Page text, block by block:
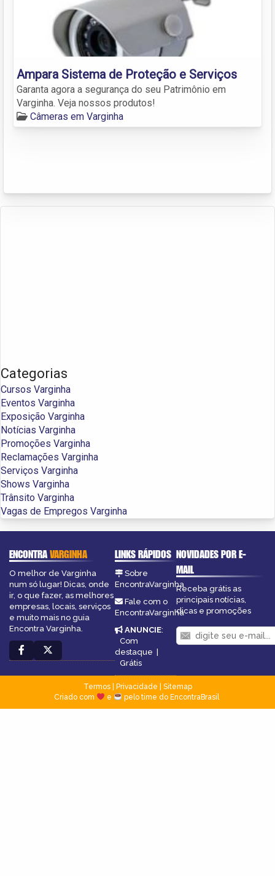
Ampara Sistema de Proteção e Serviços
Garanta agora a segurança do seu Patrimônio em
Varginha. Veja nossos produtos!
Câmeras em Varginha
Categorias
Cursos Varginha
Eventos Varginha
Exposição Varginha
Notícias Varginha
Promoções Varginha
Reclamações Varginha
Serviços Varginha
Shows Varginha
Trânsito Varginha
Vagas de Empregos Varginha
ENCONTRAVARGINHA
O melhor de Varginha
num só lugar! Dicas, onde
ir, o que fazer, as melhores
empresas, locais, serviços
e muito mais no guia
Encontra Varginha.
LINKS RÁPIDOS
Sobre
EncontraVarginha
Fale com o
EncontraVarginha
ANUNCIE:
Com
destaque |
Grátis
NOVIDADES POR E-
MAIL
Receba grátis as
principais notícias,
dicas e promoções
Termos| Privacidade
Sitemap
Criado com
e pelo time do EncontraBrasil